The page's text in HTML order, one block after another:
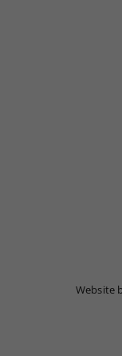
Website